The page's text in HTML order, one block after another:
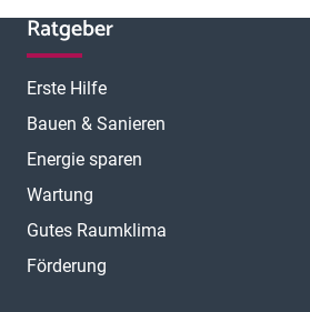
Ratgeber
Erste Hilfe
Bauen & Sanieren
Energie sparen
Wartung
Gutes Raumklima
Förderung